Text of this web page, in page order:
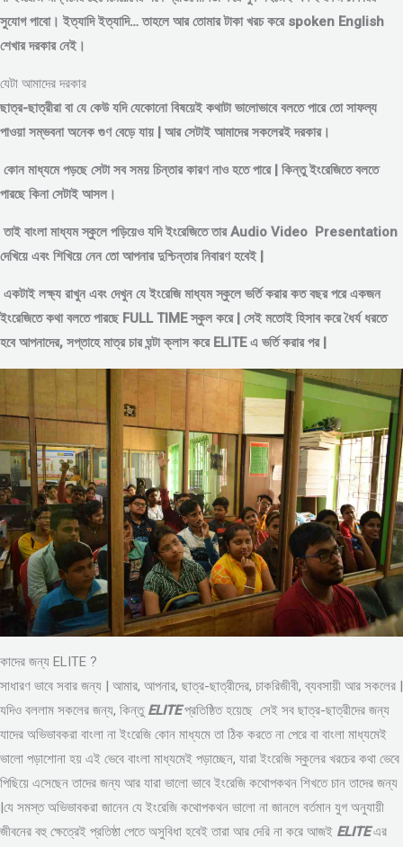
সুযোগ পাবো। ইত্যাদি ইত্যাদি… তাহলে আর তোমার টাকা খরচ করে spoken English
শেখার দরকার নেই।
যেটা আমাদের দরকার
ছাত্র-ছাত্রীরা বা যে কেউ যদি যেকোনো বিষয়েই কথাটা ভালোভাবে বলতে পারে তো সাফল্য
পাওয়া সম্ভবনা অনেক গুণ বেড়ে যায় | আর সেটাই আমাদের সকলেরই দরকার।
কোন মাধ্যমে পড়ছে সেটা সব সময় চিন্তার কারণ নাও হতে পারে | কিন্তু ইংরেজিতে বলতে
পারছে কিনা সেটাই আসল।
তাই বাংলা মাধ্যম স্কুলে পড়িয়েও যদি ইংরেজিতে তার Audio Video Presentation
দেখিয়ে এবং শিখিয়ে নেন তো আপনার দুশ্চিন্তার নিবারণ হবেই |
একটাই লক্ষ্য রাখুন এবং দেখুন যে ইংরেজি মাধ্যম স্কুলে ভর্তি করার কত বছর পরে একজন
ইংরেজিতে কথা বলতে পারছে FULL TIME স্কুল করে | সেই মতোই হিসাব করে ধৈর্য ধরতে
হবে আপনাদের, সপ্তাহে মাত্র চার ঘন্টা ক্লাস করে ELITE এ ভর্তি করার পর |
কাদের জন্য ELITE ?
সাধারণ ভাবে সবার জন্য | আমার, আপনার, ছাত্র-ছাত্রীদের, চাকরিজীবী, ব্যবসায়ী আর সকলের |
যদিও বললাম সকলের জন্য, কিন্তু ELITEপ্রতিষ্ঠিত হয়েছে সেই সব ছাত্র-ছাত্রীদের জন্য
যাদের অভিভাবকরা বাংলা না ইংরেজি কোন মাধ্যমে তা ঠিক করতে না পেরে বা বাংলা মাধ্যমেই
ভালো পড়াশোনা হয় এই ভেবে বাংলা মাধ্যমেই পড়াচ্ছেন, যারা ইংরেজি স্কুলের খরচের কথা ভেবে
পিছিয়ে এসেছেন তাদের জন্য আর যারা ভালো ভাবে ইংরেজি কথোপকথন শিখতে চান তাদের জন্য
|যে সমস্ত অভিভাবকরা জানেন যে ইংরেজি কথোপকথন ভালো না জানলে বর্তমান যুগ অনুযায়ী
জীবনের বহু ক্ষেত্রেই প্রতিষ্ঠা পেতে অসুবিধা হবেই তারা আর দেরি না করে আজই ELITEএর